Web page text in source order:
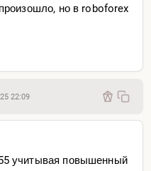
но в roboforex
22:09
учитывая повышенный